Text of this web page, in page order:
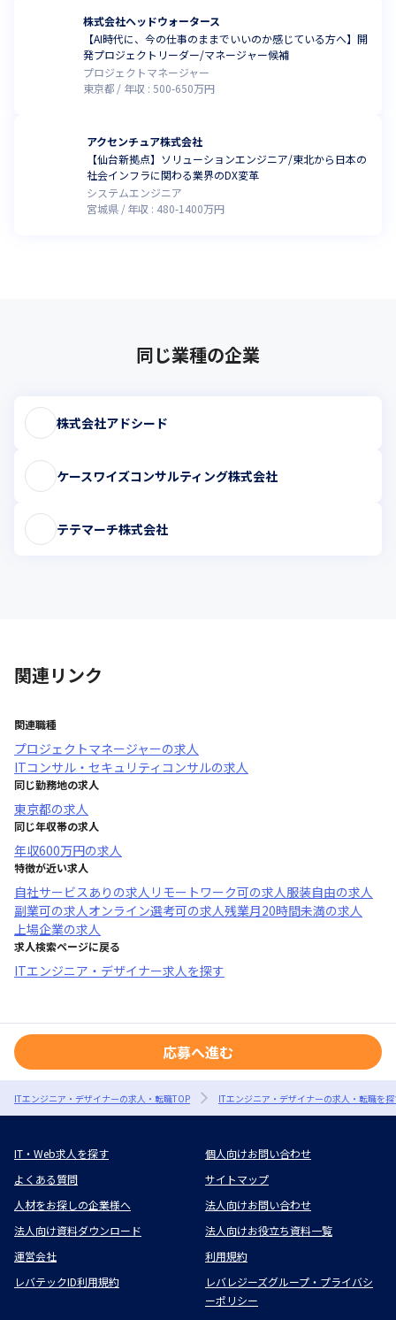
株式会社ヘッドウォータース
【AI時代に、今の仕事のままでいいのか感じている方へ】開
発プロジェクトリーダー/マネージャー候補
プロジェクトマネージャー
東京都
年収 : 500-650万円
アクセンチュア株式会社
【仙台新拠点】ソリューションエンジニア/東北から日本の
社会インフラに関わる業界のDX変革
システムエンジニア
宮城県
年収 : 480-1400万円
同じ業種の企業
株式会社アドシード
ケースワイズコンサルティング株式会社
テテマーチ株式会社
関連リンク
関連職種
プロジェクトマネージャーの求人
ITコンサル・セキュリティコンサルの求人
同じ勤務地の求人
東京都の求人
同じ年収帯の求人
年収600万円の求人
特徴が近い求人
自社サービスあり の求人 リモートワーク可の求人服装自由の求人
副業可の求人オンライン選考可の求人残業月20時間未満の求人
上場企業の求人
求人検索ページに戻る
ITエンジニア・デザイナー求人を探す
応募へ進む
ITエンジニア・デザイナーの求人・転職TOP ITエンジニア・デザイナーの求人・転職を
IT・Web求人を探す
個人向けお問い合わせ
よくある質問
サイトマップ
人材をお探しの企業様へ
法人向けお問い合わせ
法人向け資料ダウンロード
法人向けお役立ち資料一覧
運営会社
利用規約
レバテックID利用規約
レバレジーズグループ・プライバシ
ーポリシー